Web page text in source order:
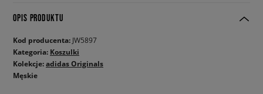
OPIS PRODUKTU
Kod producenta: JW5897
Kategoria: Koszulki
Kolekcje:adidas Originals
Męskie